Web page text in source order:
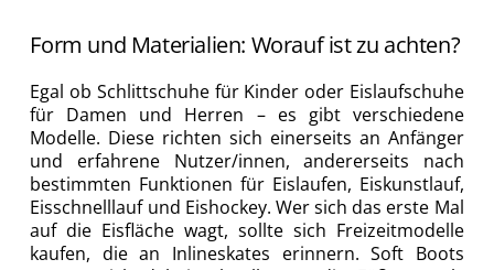
Form und Materialien: Worauf ist zu achten?
Egal ob Schlittschuhe für Kinder oder Eislaufschuhe
für Damen und Herren – es gibt verschiedene
Modelle. Diese richten sich einerseits an Anfänger
und erfahrene Nutzer/innen, andererseits nach
bestimmten Funktionen für Eislaufen, Eiskunstlauf,
Eisschnelllauf und Eishockey. Wer sich das erste Mal
auf die Eisfläche wagt, sollte sich Freizeitmodelle
kaufen, die an Inlineskates erinnern. Soft Boots